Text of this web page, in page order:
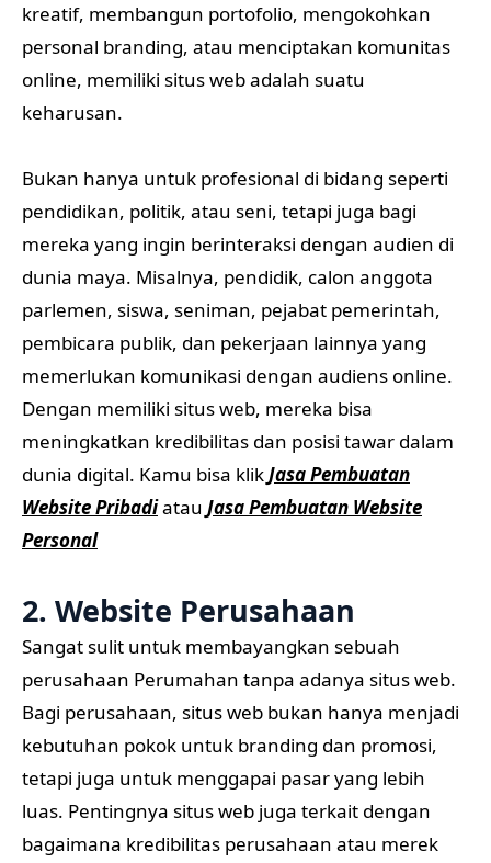
kreatif, membangun portofolio, mengokohkan
personal branding, atau menciptakan komunitas
online, memiliki situs web adalah suatu
keharusan.
Bukan hanya untuk profesional di bidang seperti
pendidikan, politik, atau seni, tetapi juga bagi
mereka yang ingin berinteraksi dengan audien di
dunia maya. Misalnya, pendidik, calon anggota
parlemen, siswa, seniman, pejabat pemerintah,
pembicara publik, dan pekerjaan lainnya yang
memerlukan komunikasi dengan audiens online.
Dengan memiliki situs web, mereka bisa
meningkatkan kredibilitas dan posisi tawar dalam
dunia digital. Kamu bisa klikJasa Pembuatan
Website Pribadiatau Jasa Pembuatan Website
Personal
2. Website Perusahaan
Sangat sulit untuk membayangkan sebuah
perusahaan Perumahan tanpa adanya situs web.
Bagi perusahaan, situs web bukan hanya menjadi
kebutuhan pokok untuk branding dan promosi,
tetapi juga untuk menggapai pasar yang lebih
luas. Pentingnya situs web juga terkait dengan
bagaimana kredibilitas perusahaan atau merek